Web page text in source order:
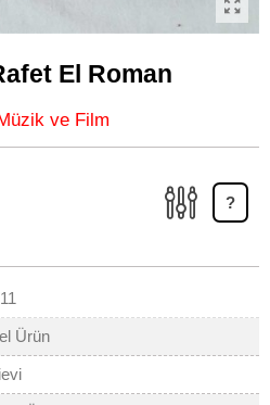
El Roman
ve Film
?
Ürün